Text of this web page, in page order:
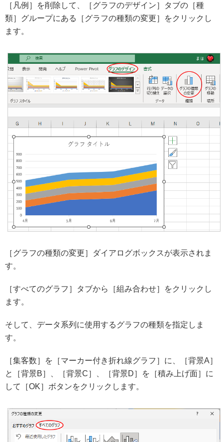
［凡例］を削除して、［グラフのデザイン］タブの［種
類］グループにある［グラフの種類の変更］をクリックし
ます。
［グラフの種類の変更］ダイアログボックスが表示されま
す。
［すべてのグラフ］タブから［組み合わせ］をクリックし
ます。
そして、データ系列に使用するグラフの種類を指定しま
す。
［集客数］を［マーカー付き折れ線グラフ］に、［背景A］
と［背景B］、［背景C］、［背景D］を［積み上げ面］に
して［OK］ボタンをクリックします。